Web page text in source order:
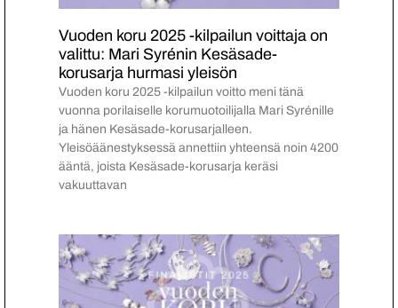
Vuoden koru 2025 -kilpailun voittaja on
valittu: Mari Syrénin Kesäsade-
korusarja hurmasi yleisön
Vuoden koru 2025 -kilpailun voitto meni tänä
vuonna porilaiselle korumuotoilijalla Mari Syrénille
ja hänen Kesäsade-korusarjalleen.
Yleisöäänestyksessä annettiin yhteensä noin 4200
ääntä, joista Kesäsade-korusarja keräsi
vakuuttavan